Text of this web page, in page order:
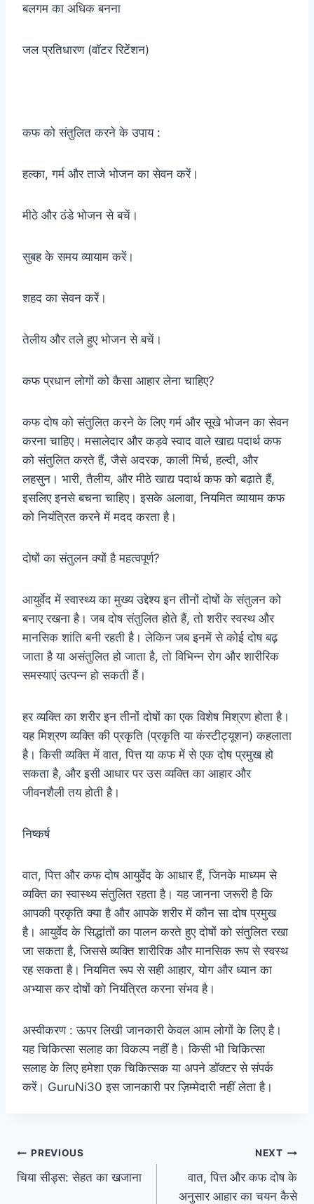
बलगम का अधिक बनना
जल प्रतिधारण (वॉटर रिटेंशन)
कफ को संतुलित करने के उपाय :
हल्का, गर्म और ताजे भोजन का सेवन करें।
मीठे और ठंडे भोजन से बचें।
सुबह के समय व्यायाम करें।
शहद का सेवन करें।
तेलीय और तले हुए भोजन से बचें।
कफ प्रधान लोगों को कैसा आहार लेना चाहिए?
कफ दोष को संतुलित करने के लिए गर्म और सूखे भोजन का सेवन
करना चाहिए। मसालेदार और कड़वे स्वाद वाले खाद्य पदार्थ कफ
को संतुलित करते हैं, जैसे अदरक, काली मिर्च, हल्दी, और
लहसुन। भारी, तैलीय, और मीठे खाद्य पदार्थ कफ को बढ़ाते हैं,
इसलिए इनसे बचना चाहिए। इसके अलावा, नियमित व्यायाम कफ
को नियंत्रित करने में मदद करता है।
दोषों का संतुलन क्यों है महत्वपूर्ण?
आयुर्वेद में स्वास्थ्य का मुख्य उद्देश्य इन तीनों दोषों के संतुलन को
बनाए रखना है। जब दोष संतुलित होते हैं, तो शरीर स्वस्थ और
मानसिक शांति बनी रहती है। लेकिन जब इनमें से कोई दोष बढ़
जाता है या असंतुलित हो जाता है, तो विभिन्न रोग और शारीरिक
समस्याएं उत्पन्न हो सकती हैं।
हर व्यक्ति का शरीर इन तीनों दोषों का एक विशेष मिश्रण होता है।
यह मिश्रण व्यक्ति की प्रकृति (प्रकृति या कंस्टीट्यूशन) कहलाता
है। किसी व्यक्ति में वात, पित्त या कफ में से एक दोष प्रमुख हो
सकता है, और इसी आधार पर उस व्यक्ति का आहार और
जीवनशैली तय होती है।
निष्कर्ष
वात, पित्त और कफ दोष आयुर्वेद के आधार हैं, जिनके माध्यम से
व्यक्ति का स्वास्थ्य संतुलित रहता है। यह जानना जरूरी है कि
आपकी प्रकृति क्या है और आपके शरीर में कौन सा दोष प्रमुख
है। आयुर्वेद के सिद्धांतों का पालन करते हुए दोषों को संतुलित रखा
जा सकता है, जिससे व्यक्ति शारीरिक और मानसिक रूप से स्वस्थ
रह सकता है। नियमित रूप से सही आहार, योग और ध्यान का
अभ्यास कर दोषों को नियंत्रित करना संभव है।
अस्वीकरण : ऊपर लिखी जानकारी केवल आम लोगों के लिए है।
यह चिकित्सा सलाह का विकल्प नहीं है। किसी भी चिकित्सा
सलाह के लिए हमेशा एक चिकित्सक या अपने डॉक्टर से संपर्क
करें। GuruNi30 इस जानकारी पर ज़िम्मेदारी नहीं लेता है।
PREVIOUS
चिया सीड्स: सेहत का खजाना
NEXT
वात, पित्त और कफ दोष के
अनुसार आहार का चयन कैसे